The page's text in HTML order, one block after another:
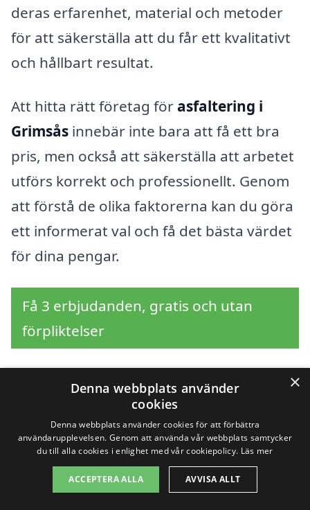
deras erfarenhet, material och metoder
för att säkerställa att du får ett kvalitativt
och hållbart resultat.
Att hitta rätt företag för asfaltering i
Grimsås innebär inte bara att få ett bra
pris, men också att säkerställa att arbetet
utförs korrekt och professionellt. Genom
att förstå de olika faktorerna kan du göra
ett informerat val och få det bästa värdet
för dina pengar.
Få 3 erbjudanden, gratis och utan
förpliktelser
Sök efter en
professionell för
asfaltering i andra
×
Denna webbplats använder
cookies
Denna webbplats använder cookies för att förbättra
användarupplevelsen. Genom att använda vår webbplats samtycker
du till alla cookies i enlighet med vår cookiepolicy. Läs mer
ACCEPTERA ALLA AVVISA ALLT